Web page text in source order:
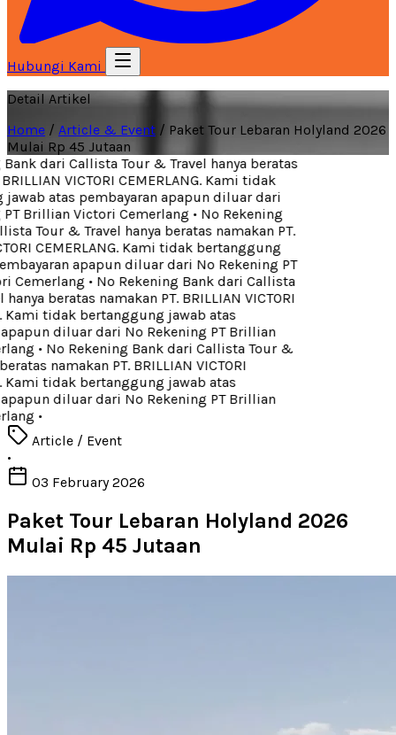
Hubungi Kami
Detail Artikel
Home / Article & Event / Paket Tour Lebaran Holyland 2026
Mulai Rp 45 Jutaan
dari Callista Tour & Travel hanya beratas
VICTORI CEMERLANG. Kami tidak
atas pembayaran apapun diluar dari
Brillian Victori Cemerlang• No Rekening
Tour & Travel hanya beratas namakan PT.
CEMERLANG. Kami tidak bertanggung
apapun diluar dari No Rekening PT
Cemerlang• No Rekening Bank dari Callista
beratas namakan PT. BRILLIAN VICTORI
Kami tidak bertanggung jawab atas
diluar dari No Rekening PT Brillian
• No Rekening Bank dari Callista Tour &
namakan PT. BRILLIAN VICTORI
Kami tidak bertanggung jawab atas
diluar dari No Rekening PT Brillian
•
Article / Event
•
03 February 2026
Paket Tour Lebaran Holyland 2026
Mulai Rp 45 Jutaan